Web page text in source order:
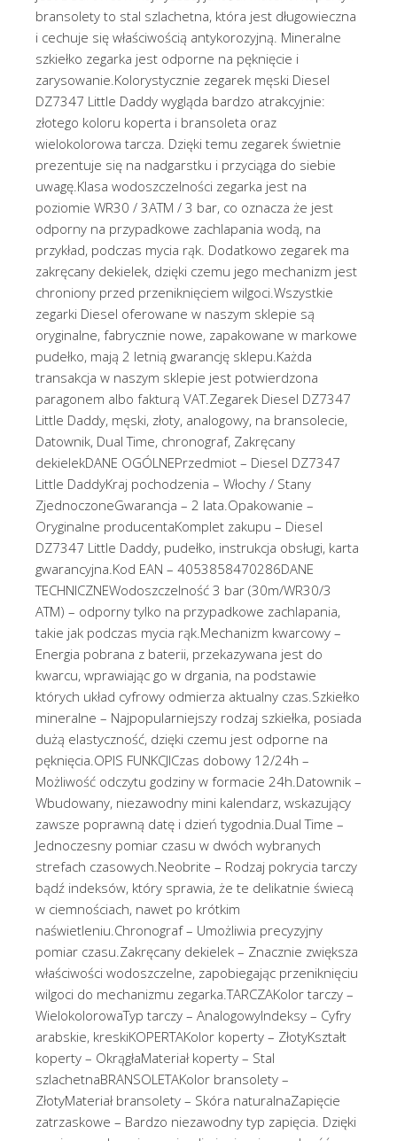
bransolety to stal szlachetna, która jest długowieczna
i cechuje się właściwością antykorozyjną. Mineralne
szkiełko zegarka jest odporne na pęknięcie i
zarysowanie.Kolorystycznie zegarek męski Diesel
DZ7347 Little Daddy wygląda bardzo atrakcyjnie:
złotego koloru koperta i bransoleta oraz
wielokolorowa tarcza. Dzięki temu zegarek świetnie
prezentuje się na nadgarstku i przyciąga do siebie
uwagę.Klasa wodoszczelności zegarka jest na
poziomie WR30 / 3ATM / 3 bar, co oznacza że jest
odporny na przypadkowe zachlapania wodą, na
przykład, podczas mycia rąk. Dodatkowo zegarek ma
zakręcany dekielek, dzięki czemu jego mechanizm jest
chroniony przed przeniknięciem wilgoci.Wszystkie
zegarki Diesel oferowane w naszym sklepie są
oryginalne, fabrycznie nowe, zapakowane w markowe
pudełko, mają 2 letnią gwarancję sklepu.Każda
transakcja w naszym sklepie jest potwierdzona
paragonem albo fakturą VAT.Zegarek Diesel DZ7347
Little Daddy, męski, złoty, analogowy, na bransolecie,
Datownik, Dual Time, chronograf, Zakręcany
dekielekDANE OGÓLNEPrzedmiot – Diesel DZ7347
Little DaddyKraj pochodzenia – Włochy / Stany
ZjednoczoneGwarancja – 2 lata.Opakowanie –
Oryginalne producentaKomplet zakupu – Diesel
DZ7347 Little Daddy, pudełko, instrukcja obsługi, karta
gwarancyjna.Kod EAN – 4053858470286DANE
TECHNICZNEWodoszczelność 3 bar (30m/WR30/3
ATM) – odporny tylko na przypadkowe zachlapania,
takie jak podczas mycia rąk.Mechanizm kwarcowy –
Energia pobrana z baterii, przekazywana jest do
kwarcu, wprawiając go w drgania, na podstawie
których układ cyfrowy odmierza aktualny czas.Szkiełko
mineralne – Najpopularniejszy rodzaj szkiełka, posiada
dużą elastyczność, dzięki czemu jest odporne na
pęknięcia.OPIS FUNKCJICzas dobowy 12/24h –
Możliwość odczytu godziny w formacie 24h.Datownik –
Wbudowany, niezawodny mini kalendarz, wskazujący
zawsze poprawną datę i dzień tygodnia.Dual Time –
Jednoczesny pomiar czasu w dwóch wybranych
strefach czasowych.Neobrite – Rodzaj pokrycia tarczy
bądź indeksów, który sprawia, że te delikatnie świecą
w ciemnościach, nawet po krótkim
naświetleniu.Chronograf – Umożliwia precyzyjny
pomiar czasu.Zakręcany dekielek – Znacznie zwiększa
właściwości wodoszczelne, zapobiegając przeniknięciu
wilgoci do mechanizmu zegarka.TARCZAKolor tarczy –
WielokolorowaTyp tarczy – AnalogowyIndeksy – Cyfry
arabskie, kreskiKOPERTAKolor koperty – ZłotyKształt
koperty – OkrągłaMateriał koperty – Stal
szlachetnaBRANSOLETAKolor bransolety –
ZłotyMateriał bransolety – Skóra naturalnaZapięcie
zatrzaskowe – Bardzo niezawodny typ zapięcia. Dzięki